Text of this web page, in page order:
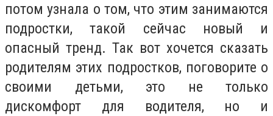
потом узнала о том, что этим занимаются
подростки, такой сейчас новый и
опасный тренд. Так вот хочется сказать
родителям этих подростков, поговорите о
своими детьми, это не только
дискомфорт для водителя, но и